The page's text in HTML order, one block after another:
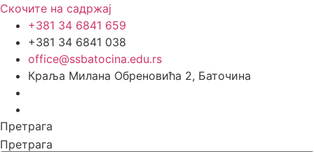
Скочите на садржај
+381 34 6841 659
+381 34 6841 038
office@ssbatocina.edu.rs
Краља Милана Обреновића 2, Баточина
Претрага
Претрага